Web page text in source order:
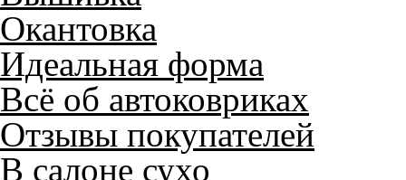
Окантовка
Идеальная форма
Всё об автоковриках
Отзывы покупателей
В салоне сухо